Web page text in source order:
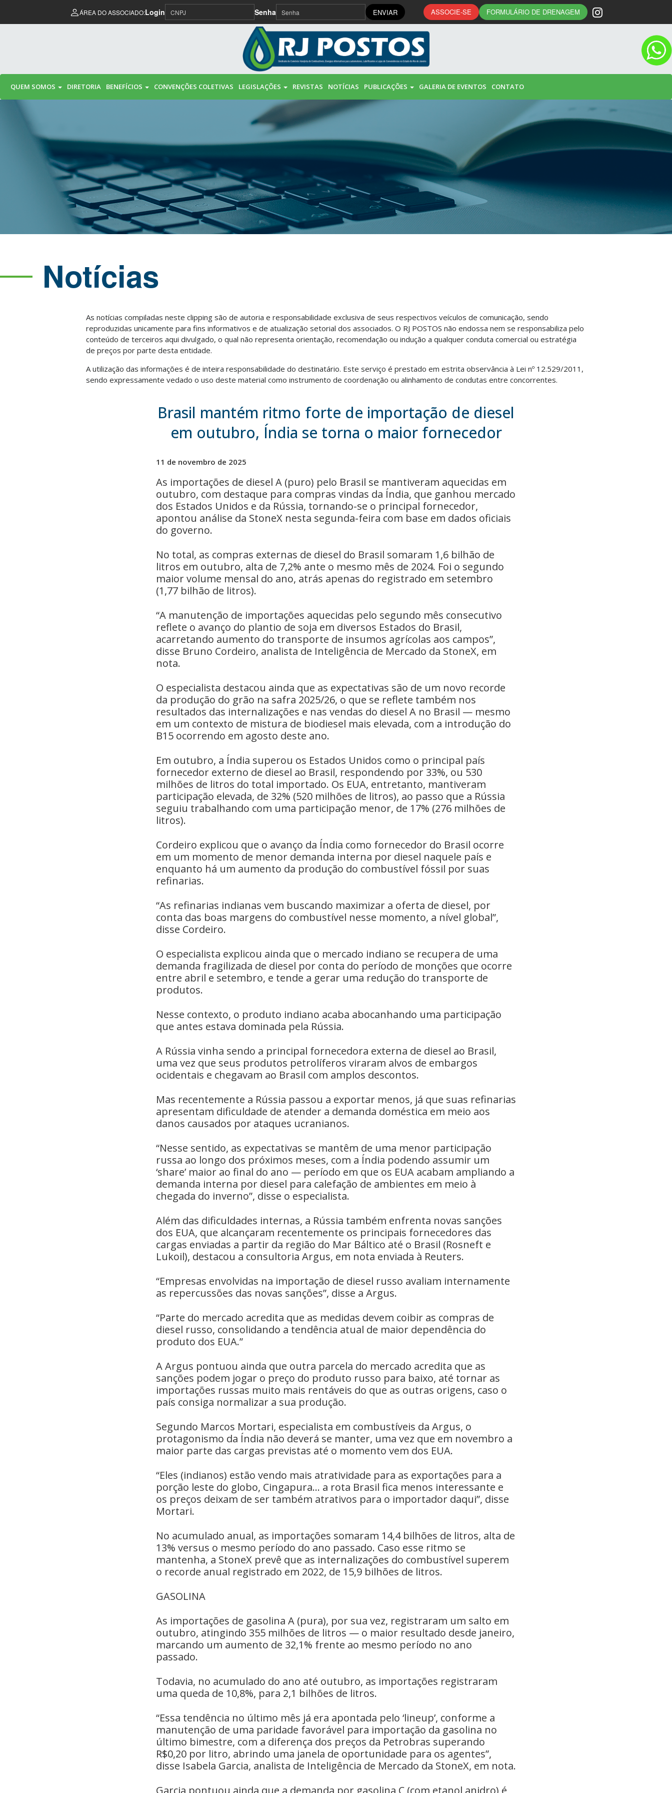
Pular para o conteúdoÁREA DO ASSOCIADO:Login Senha ENVIAR ASSOCIE-SE FORMULÁRIO DE DRENAGEM
QUEM SOMOS DIRETORIA BENEFÍCIOS CONVENÇÕES COLETIVAS LEGISLAÇÕES REVISTAS NOTÍCIAS PUBLICAÇÕES GALERIA DE EVENTOS CONTATO
Notícias
As notícias compiladas neste clipping são de autoria e responsabilidade exclusiva de seus respectivos veículos de comunicação, sendo
reproduzidas unicamente para fins informativos e de atualização setorial dos associados. O RJ POSTOS não endossa nem se responsabiliza pelo
conteúdo de terceiros aqui divulgado, o qual não representa orientação, recomendação ou indução a qualquer conduta comercial ou estratégia
de preços por parte desta entidade.
A utilização das informações é de inteira responsabilidade do destinatário. Este serviço é prestado em estrita observância à Lei nº 12.529/2011,
sendo expressamente vedado o uso deste material como instrumento de coordenação ou alinhamento de condutas entre concorrentes.
Brasil mantém ritmo forte de importação de diesel
em outubro, Índia se torna o maior fornecedor
11 de novembro de 2025
As importações de diesel A (puro) pelo Brasil se mantiveram aquecidas em
outubro, com destaque para compras vindas da Índia, que ganhou mercado
dos Estados Unidos e da Rússia, tornando-se o principal fornecedor,
apontou análise da StoneX nesta segunda-feira com base em dados oficiais
do governo.
No total, as compras externas de diesel do Brasil somaram 1,6 bilhão de
litros em outubro, alta de 7,2% ante o mesmo mês de 2024. Foi o segundo
maior volume mensal do ano, atrás apenas do registrado em setembro
(1,77 bilhão de litros).
“A manutenção de importações aquecidas pelo segundo mês consecutivo
reflete o avanço do plantio de soja em diversos Estados do Brasil,
acarretando aumento do transporte de insumos agrícolas aos campos”,
disse Bruno Cordeiro, analista de Inteligência de Mercado da StoneX, em
nota.
O especialista destacou ainda que as expectativas são de um novo recorde
da produção do grão na safra 2025/26, o que se reflete também nos
resultados das internalizações e nas vendas do diesel A no Brasil — mesmo
em um contexto de mistura de biodiesel mais elevada, com a introdução do
B15 ocorrendo em agosto deste ano.
Em outubro, a Índia superou os Estados Unidos como o principal país
fornecedor externo de diesel ao Brasil, respondendo por 33%, ou 530
milhões de litros do total importado. Os EUA, entretanto, mantiveram
participação elevada, de 32% (520 milhões de litros), ao passo que a Rússia
seguiu trabalhando com uma participação menor, de 17% (276 milhões de
litros).
Cordeiro explicou que o avanço da Índia como fornecedor do Brasil ocorre
em um momento de menor demanda interna por diesel naquele país e
enquanto há um aumento da produção do combustível fóssil por suas
refinarias.
“As refinarias indianas vem buscando maximizar a oferta de diesel, por
conta das boas margens do combustível nesse momento, a nível global”,
disse Cordeiro.
O especialista explicou ainda que o mercado indiano se recupera de uma
demanda fragilizada de diesel por conta do período de monções que ocorre
entre abril e setembro, e tende a gerar uma redução do transporte de
produtos.
Nesse contexto, o produto indiano acaba abocanhando uma participação
que antes estava dominada pela Rússia.
A Rússia vinha sendo a principal fornecedora externa de diesel ao Brasil,
uma vez que seus produtos petrolíferos viraram alvos de embargos
ocidentais e chegavam ao Brasil com amplos descontos.
Mas recentemente a Rússia passou a exportar menos, já que suas refinarias
apresentam dificuldade de atender a demanda doméstica em meio aos
danos causados por ataques ucranianos.
“Nesse sentido, as expectativas se mantêm de uma menor participação
russa ao longo dos próximos meses, com a Índia podendo assumir um
‘share’ maior ao final do ano — período em que os EUA acabam ampliando a
demanda interna por diesel para calefação de ambientes em meio à
chegada do inverno”, disse o especialista.
Além das dificuldades internas, a Rússia também enfrenta novas sanções
dos EUA, que alcançaram recentemente os principais fornecedores das
cargas enviadas a partir da região do Mar Báltico até o Brasil (Rosneft e
Lukoil), destacou a consultoria Argus, em nota enviada à Reuters.
“Empresas envolvidas na importação de diesel russo avaliam internamente
as repercussões das novas sanções”, disse a Argus.
“Parte do mercado acredita que as medidas devem coibir as compras de
diesel russo, consolidando a tendência atual de maior dependência do
produto dos EUA.”
A Argus pontuou ainda que outra parcela do mercado acredita que as
sanções podem jogar o preço do produto russo para baixo, até tornar as
importações russas muito mais rentáveis do que as outras origens, caso o
país consiga normalizar a sua produção.
Segundo Marcos Mortari, especialista em combustíveis da Argus, o
protagonismo da Índia não deverá se manter, uma vez que em novembro a
maior parte das cargas previstas até o momento vem dos EUA.
“Eles (indianos) estão vendo mais atratividade para as exportações para a
porção leste do globo, Cingapura… a rota Brasil fica menos interessante e
os preços deixam de ser também atrativos para o importador daqui”, disse
Mortari.
No acumulado anual, as importações somaram 14,4 bilhões de litros, alta de
13% versus o mesmo período do ano passado. Caso esse ritmo se
mantenha, a StoneX prevê que as internalizações do combustível superem
o recorde anual registrado em 2022, de 15,9 bilhões de litros.
GASOLINA
As importações de gasolina A (pura), por sua vez, registraram um salto em
outubro, atingindo 355 milhões de litros — o maior resultado desde janeiro,
marcando um aumento de 32,1% frente ao mesmo período no ano
passado.
Todavia, no acumulado do ano até outubro, as importações registraram
uma queda de 10,8%, para 2,1 bilhões de litros.
“Essa tendência no último mês já era apontada pelo ‘lineup’, conforme a
manutenção de uma paridade favorável para importação da gasolina no
último bimestre, com a diferença dos preços da Petrobras superando
R$0,20 por litro, abrindo uma janela de oportunidade para os agentes”,
disse Isabela Garcia, analista de Inteligência de Mercado da StoneX, em nota.
Garcia pontuou ainda que a demanda por gasolina C (com etanol anidro) é